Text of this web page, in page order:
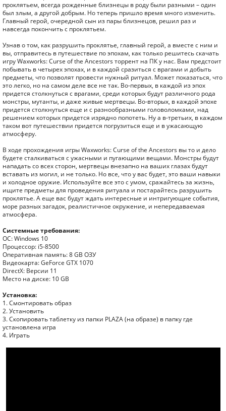
проклятьем, всегда рожденные близнецы в роду были разными – один
был злым, а другой добрым. Но теперь пришло время много изменить.
Главный герой, очередной сын из пары близнецов, решил раз и
навсегда покончить с проклятьем.
Узнав о том, как разрушить проклятье, главный герой, а вместе с ним и
вы, отправитесь в путешествие по эпохам, как только решитесь скачать
игру Waxworks: Curse of the Ancestors торрент на ПК у нас. Вам предстоит
побывать в четырех эпохах, и в каждой сразиться с врагами и добыть
предметы, что позволят провести нужный ритуал. Может показаться, что
это легко, но на самом деле все не так. Во-первых, в каждой из эпох
придется столкнуться с врагами, среди которых будут различного рода
монстры, мутанты, и даже живые мертвецы. Во-вторых, в каждой эпохе
придется столкнуться еще и с разнообразными головоломками, над
решением которых придется изрядно попотеть. Ну а в-третьих, в каждом
таком вот путешествии придется погрузиться еще и в ужасающую
атмосферу.
В ходе прохождения игры Waxworks: Curse of the Ancestors вы то и дело
будете сталкиваться с ужасными и пугающими вещами. Монстры будут
нападать со всех сторон, мертвецы внезапно на ваших глазах будут
вставать из могил, и не только. Но все, что у вас будет, это ваши навыки
и холодное оружие. Используйте все это с умом, сражайтесь за жизнь,
ищите предметы для проведения ритуала и постарайтесь разрушить
проклятье. А еще вас будут ждать интересные и интригующие события,
море разных загадок, реалистичное окружение, и непередаваемая
атмосфера.
Системные требования:
ОС: Windows 10
Процессор: i5-8500
Оперативная память: 8 GB ОЗУ
Видеокарта: GeForce GTX 1070
DirectX: Версии 11
Место на диске: 10 GB
Установка:
1. Смонтировать образ
2. Установить
3. Скопировать таблетку из папки PLAZA (на образе) в папку где
установлена игра
4. Играть